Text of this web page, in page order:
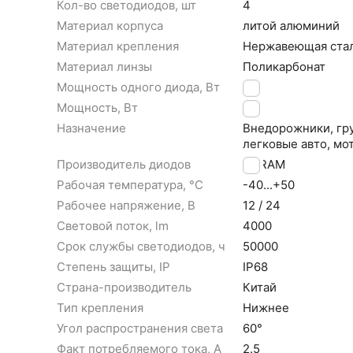
Кол-во светодиодов, шт
4
Материал корпуса
литой алюминий
Материал крепления
Нержавеющая
Материал линзы
Поликарбонат
Мощность одного диода, Вт
10
Мощность, Вт
40
Назначение
Внедорожники,
легковые авто,
Производитель диодов
OSRAM
Рабочая температура, °С
-40...+50
Рабочее напряжение, В
12 / 24
Световой поток, lm
4000
Срок службы светодиодов, ч
50000
Степень защиты, IP
IP68
Страна-производитель
Китай
Тип крепления
Нижнее
Угол распространения света
60°
Факт потребляемого тока, А
2.5